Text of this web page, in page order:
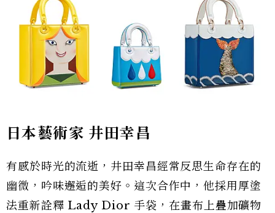
日本藝術家 井田幸昌
有感於時光的流逝，井田幸昌經常反思生命存在的
幽微，吟味邂逅的美好。這次合作中，他採用厚塗
法重新詮釋 Lady Dior 手袋，在畫布上疊加礦物